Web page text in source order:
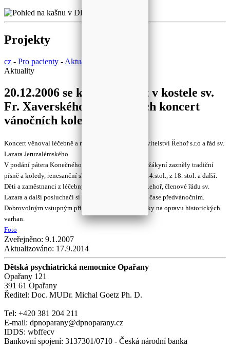
Projekty
cz - Pro pacienty - Aktuality
Aktuality
20.12.2006 se konal koncert v kostele sv.
Fr. Xaverského v Opařanech koncert
vánočních koled a písní .
Koncert věnoval léčebně a regionu pan Řehoř – Stavitelství Řehoř s.r.o a řád sv.
Lazara Jeruzalémského.
V podání pátera Konečného a prof.. Vernera se svou žákyní zazněly tradiční
písně a koledy, renesanční skladby , skladby z pol. 14.stol., z 18. stol. a další.
Děti a zaměstnanci z léčebny, hosté ze Stavitelství Řehoř, členové řádu sv.
Lazara a další posluchači si užili krásné atmosféry v čase předvánočním.
Dobrovolným vstupným přispěli posluchači do sbírky na opravu historických
varhan.
Foto
Zveřejněno: 9.1.2007
Aktualizováno: 17.9.2014
Dětská psychiatrická nemocnice Opařany
Opařany 121
391 61 Opařany
Ředitel: Doc. MUDr. Michal Goetz Ph. D.
Tel: +420 381 204 211
E-mail: dpnoparany@dpnoparany.cz
IDDS: wbffecv
Bankovní spojení: 3137301/0710 - Česká národní banka